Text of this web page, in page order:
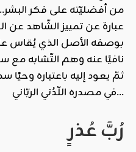
من أفضليّته على فكر
عبارة عن تمييز الشّاهد عن
بوصفه الأصل الذي يُقاس
نافيًا عنه وهم التّشابه مع
ثمّ يعود إليه باعتباره وحيًا
في مصدره اللّدُني الربّاني…
رُبَّ عُذرٍ